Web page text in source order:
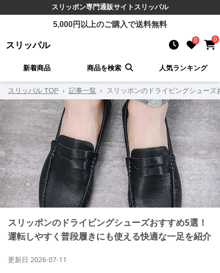
スリッポン専門通販サイト スリッパル
5,000円以上のご購入で送料無料
スリッパル 0 0
新着商品 商品を検索 人気ランキング
スリッパル TOP › 記事一覧 › スリッポンのドライビングシュー
スリッポンのドライビングシューズおすすめ5選！
運転しやすく普段履きにも使える快適な一足を紹介
更新日 2026-07-11